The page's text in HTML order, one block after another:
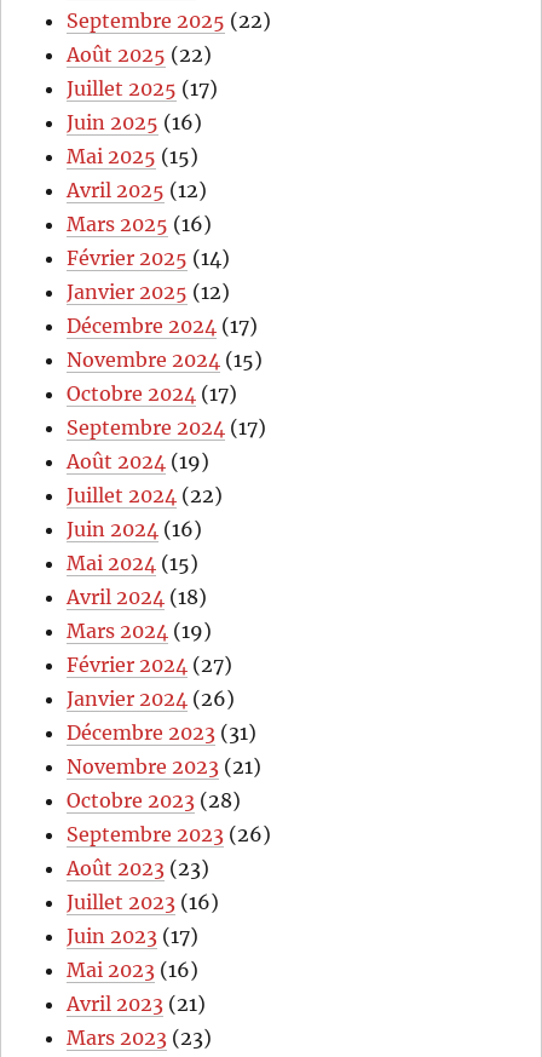
Septembre 2025 (22)
Août 2025 (22)
Juillet 2025 (17)
Juin 2025 (16)
Mai 2025 (15)
Avril 2025 (12)
Mars 2025 (16)
Février 2025 (14)
Janvier 2025 (12)
Décembre 2024 (17)
Novembre 2024 (15)
Octobre 2024 (17)
Septembre 2024 (17)
Août 2024 (19)
Juillet 2024 (22)
Juin 2024 (16)
Mai 2024 (15)
Avril 2024 (18)
Mars 2024 (19)
Février 2024 (27)
Janvier 2024 (26)
Décembre 2023 (31)
Novembre 2023 (21)
Octobre 2023 (28)
Septembre 2023 (26)
Août 2023 (23)
Juillet 2023 (16)
Juin 2023 (17)
Mai 2023 (16)
Avril 2023 (21)
Mars 2023 (23)